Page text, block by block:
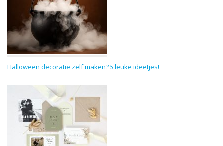
Halloween decoratie zelf maken? 5 leuke ideetjes!